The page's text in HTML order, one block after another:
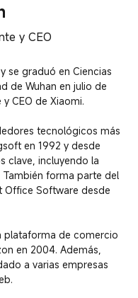
y CEO
se graduó en Ciencias
de Wuhan en julio de
CEO de Xiaomi.
tecnológicos más
en 1992 y desde
clave, incluyendo la
También forma parte del
Office Software desde
plataforma de comercio
en 2004. Además,
a varias empresas